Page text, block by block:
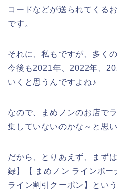
コードなどが送られてくる
です。
それに、私もですが、多く
今後も2021年、2022年、
いくと思うんですよね♪
なので、まめノンのお店で
集していないのかな～と思い
だから、とりあえず、まず
録】【 まめノン ラインボ
ライン割引クーポン】とい